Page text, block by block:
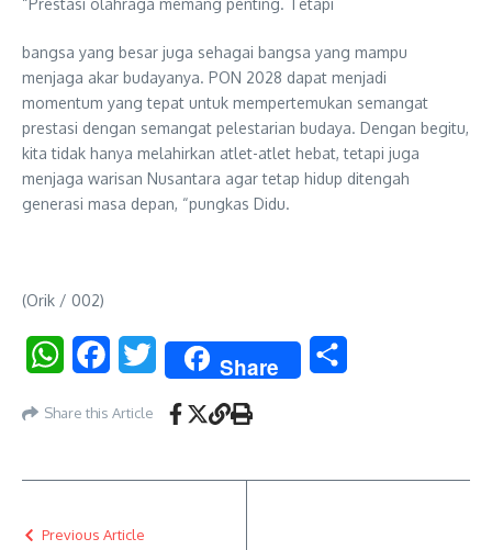
bangsa yang besar juga sehagai bangsa yang mampu
menjaga akar budayanya. PON 2028 dapat menjadi
momentum yang tepat untuk mempertemukan semangat
prestasi dengan semangat pelestarian budaya. Dengan begitu,
kita tidak hanya melahirkan atlet-atlet hebat, tetapi juga
menjaga warisan Nusantara agar tetap hidup ditengah
generasi masa depan, “pungkas Didu.
(Orik / 002)
WhatsAppFacebookTwitter Share
Share this Article
Previous Article